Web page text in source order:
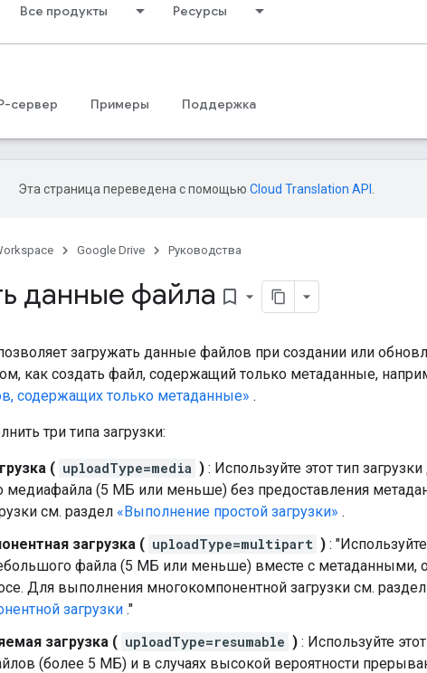
Все продукты Ресурсы
сервер Примеры Поддержка
Эта страница переведена с помощью Cloud Translation API
Google Drive Руководства
данные файла bookmark_border
загружать данные файлов при создании или
как создать файл, содержащий только метаданные,
содержащих только метаданные» .
три типа загрузки:
( uploadType=media ) : Используйте этот тип
медиафайла (5 МБ или меньше) без предоставления
см. раздел «Выполнение простой загрузки» .
загрузка ( uploadType=multipart ) :
файла (5 МБ или меньше) вместе с
Для выполнения многокомпонентной загрузки см.
загрузки ."
загрузка ( uploadType=resumable ) : Используйте
(более 5 МБ) и в случаях высокой вероятности